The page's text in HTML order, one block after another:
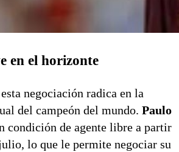
en el horizonte
negociación radica en la
del campeón del mundo. Paulo
condición de agente libre a partir
lo que le permite negociar su